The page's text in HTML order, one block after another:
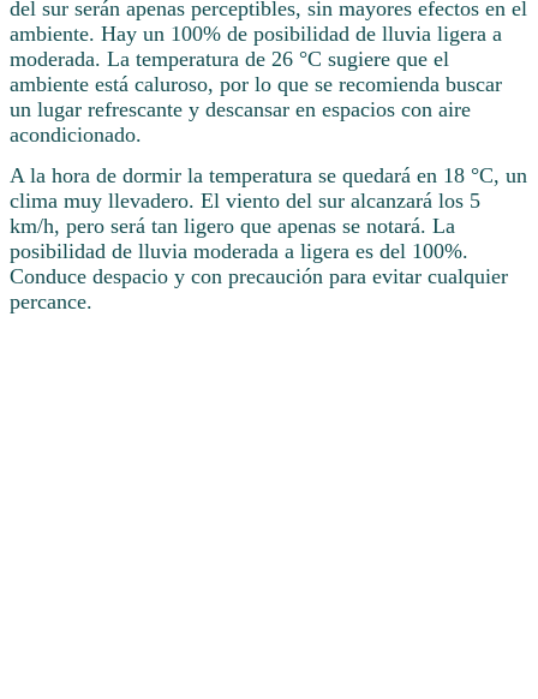
del sur serán apenas perceptibles, sin mayores efectos en el
ambiente. Hay un 100% de posibilidad de lluvia ligera a
moderada. La temperatura de 26 °C sugiere que el
ambiente está caluroso, por lo que se recomienda buscar
un lugar refrescante y descansar en espacios con aire
acondicionado.
A la hora de dormir la temperatura se quedará en 18 °C, un
clima muy llevadero. El viento del sur alcanzará los 5
km/h, pero será tan ligero que apenas se notará. La
posibilidad de lluvia moderada a ligera es del 100%.
Conduce despacio y con precaución para evitar cualquier
percance.